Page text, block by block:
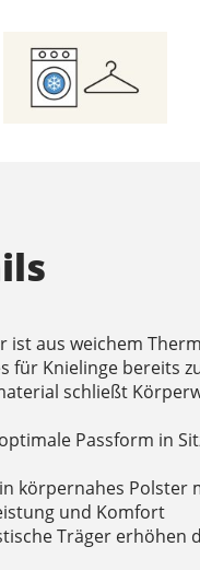
ist aus weichem
für Knielinge bereits
schließt
Passform in
körpernahes Polster
und Komfort
Träger erhöhen